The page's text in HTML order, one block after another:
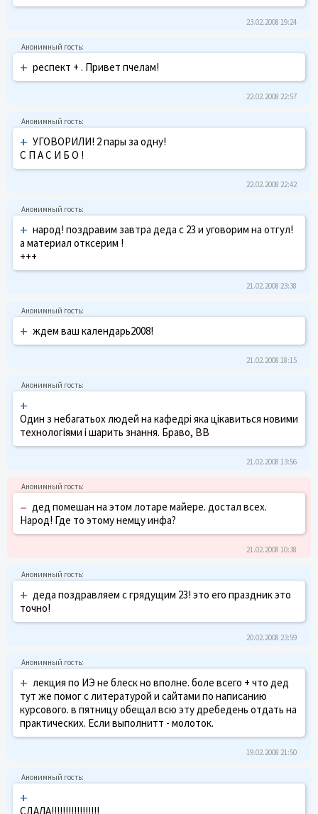
23.02.2008 19:24
+ респект + . Привет пчелам!
22.02.2008 22:57
+ УГОВОРИЛИ! 2 пары за одну!
С П А С И Б О !
22.02.2008 22:42
+ народ! поздравим завтра деда с 23 и уговорим на отгул!
а материал отксерим !
+++
21.02.2008 23:38
+ ждем ваш календарь2008!
21.02.2008 18:15
+
Один з небагатьох людей на кафедрі яка цікавиться новими
технологіями і шарить знання. Браво, ВВ
21.02.2008 13:56
– дед помешан на этом лотаре майере. достал всех.
Народ! Где то этому немцу инфа?
21.02.2008 10:38
+ деда поздравляем с грядущим 23! это его праздник это
точно!
20.02.2008 23:59
+ лекция по ИЭ не блеск но вполне. боле всего + что дед
тут же помог с литературой и сайтами по написанию
курсового. в пятницу обещал всю эту дребедень отдать на
практических. Если выполнитт - молоток.
19.02.2008 21:50
+
CДАЛА!!!!!!!!!!!!!!!!!